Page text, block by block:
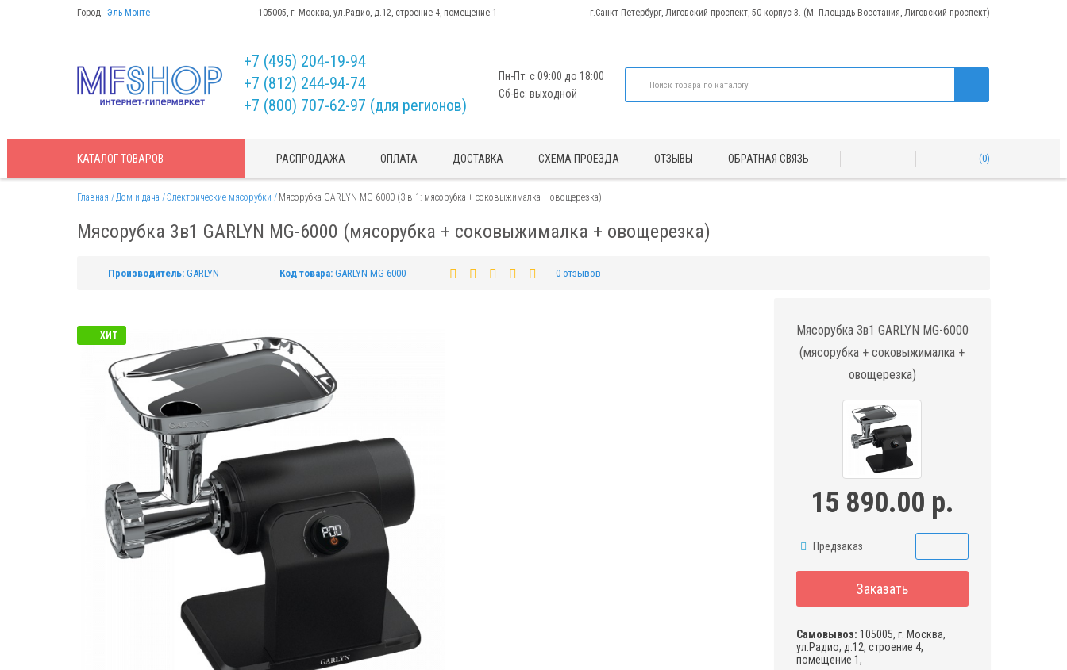
Город: Эль-Монте 105005, г. Москва, ул.Радио, д.12, строение 4, помещение 1 г.Санкт-Петербург, Лиговский проспект, 50 корпус 3. (М. Площадь Восстания, Лиговский проспект)
+7 (495) 204-19-94
+7 (812) 244-94-74
+7 (800) 707-62-97 (для регионов)
Пн-Пт: с 09:00 до 18:00
Сб-Вс: выходной
КАТАЛОГТОВАРОВ РАСПРОДАЖА ОПЛАТА ДОСТАВКА СХЕМА ПРОЕЗДА ОТЗЫВЫ ОБРАТНАЯ СВЯЗЬ 0
Главная Дом и дача Электрические мясорубки Мясорубка GARLYN MG-6000 (3 в 1: мясорубка + соковыжималка + овощерезка)
Мясорубка 3в1 GARLYN MG-6000 (мясорубка + соковыжималка + овощерезка)
Производитель: GARLYN Код товара: GARLYN MG-6000 0 отзывов
ХИТ
Мясорубка 3в1 GARLYN MG-6000
(мясорубка + соковыжималка +
овощерезка)
15 890.00 р.
Предзаказ
Заказать
Самовывоз: 105005, г. Москва,
ул.Радио, д.12, строение 4,
помещение 1,